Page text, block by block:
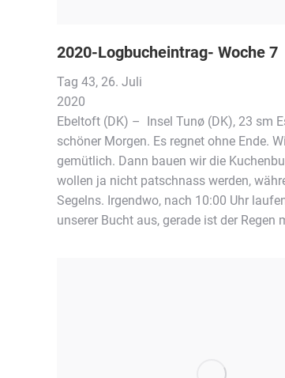
2020-Logbucheintrag- Woche 7
Tag 43, 26. Juli
Ebeltoft (DK) – Insel Tunø (DK), 23 sm
schöner Morgen. Es regnet ohne Ende.
gemütlich. Dann bauen wir die
wollen ja nicht patschnass werden,
Segelns. Irgendwo, nach 10:00 Uhr
unserer Bucht aus, gerade ist der Regen